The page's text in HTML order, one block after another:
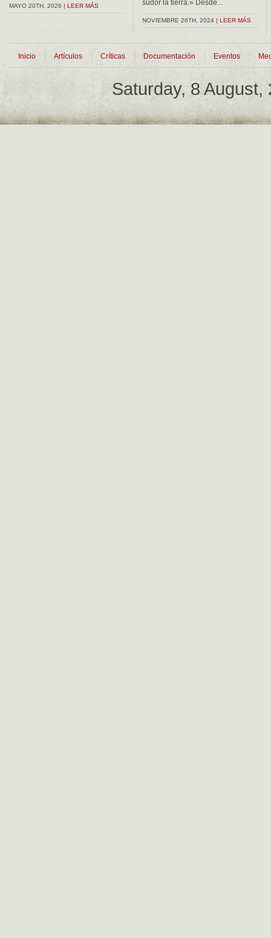
MAYO 20TH, 2026 | LEER MÁS
sudor la tierra.» Desde...
NOVIEMBRE 26TH, 2024 | LEER MÁS
Inicio Artículos Críticas Documentación Eventos
Saturday, 8